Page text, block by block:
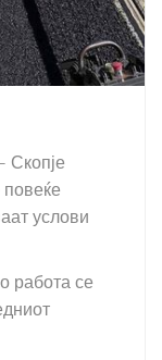
Скопје
услови
работа се